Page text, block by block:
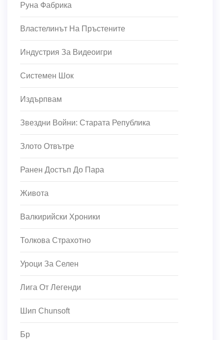
Руна Фабрика
Властелинът На Пръстените
Индустрия За Видеоигри
Системен Шок
Издърпвам
Звездни Войни: Старата Република
Злото Отвътре
Ранен Достъп До Пара
Живота
Валкирийски Хроники
Толкова Страхотно
Уроци За Селен
Лига От Легенди
Шип Chunsoft
Бр